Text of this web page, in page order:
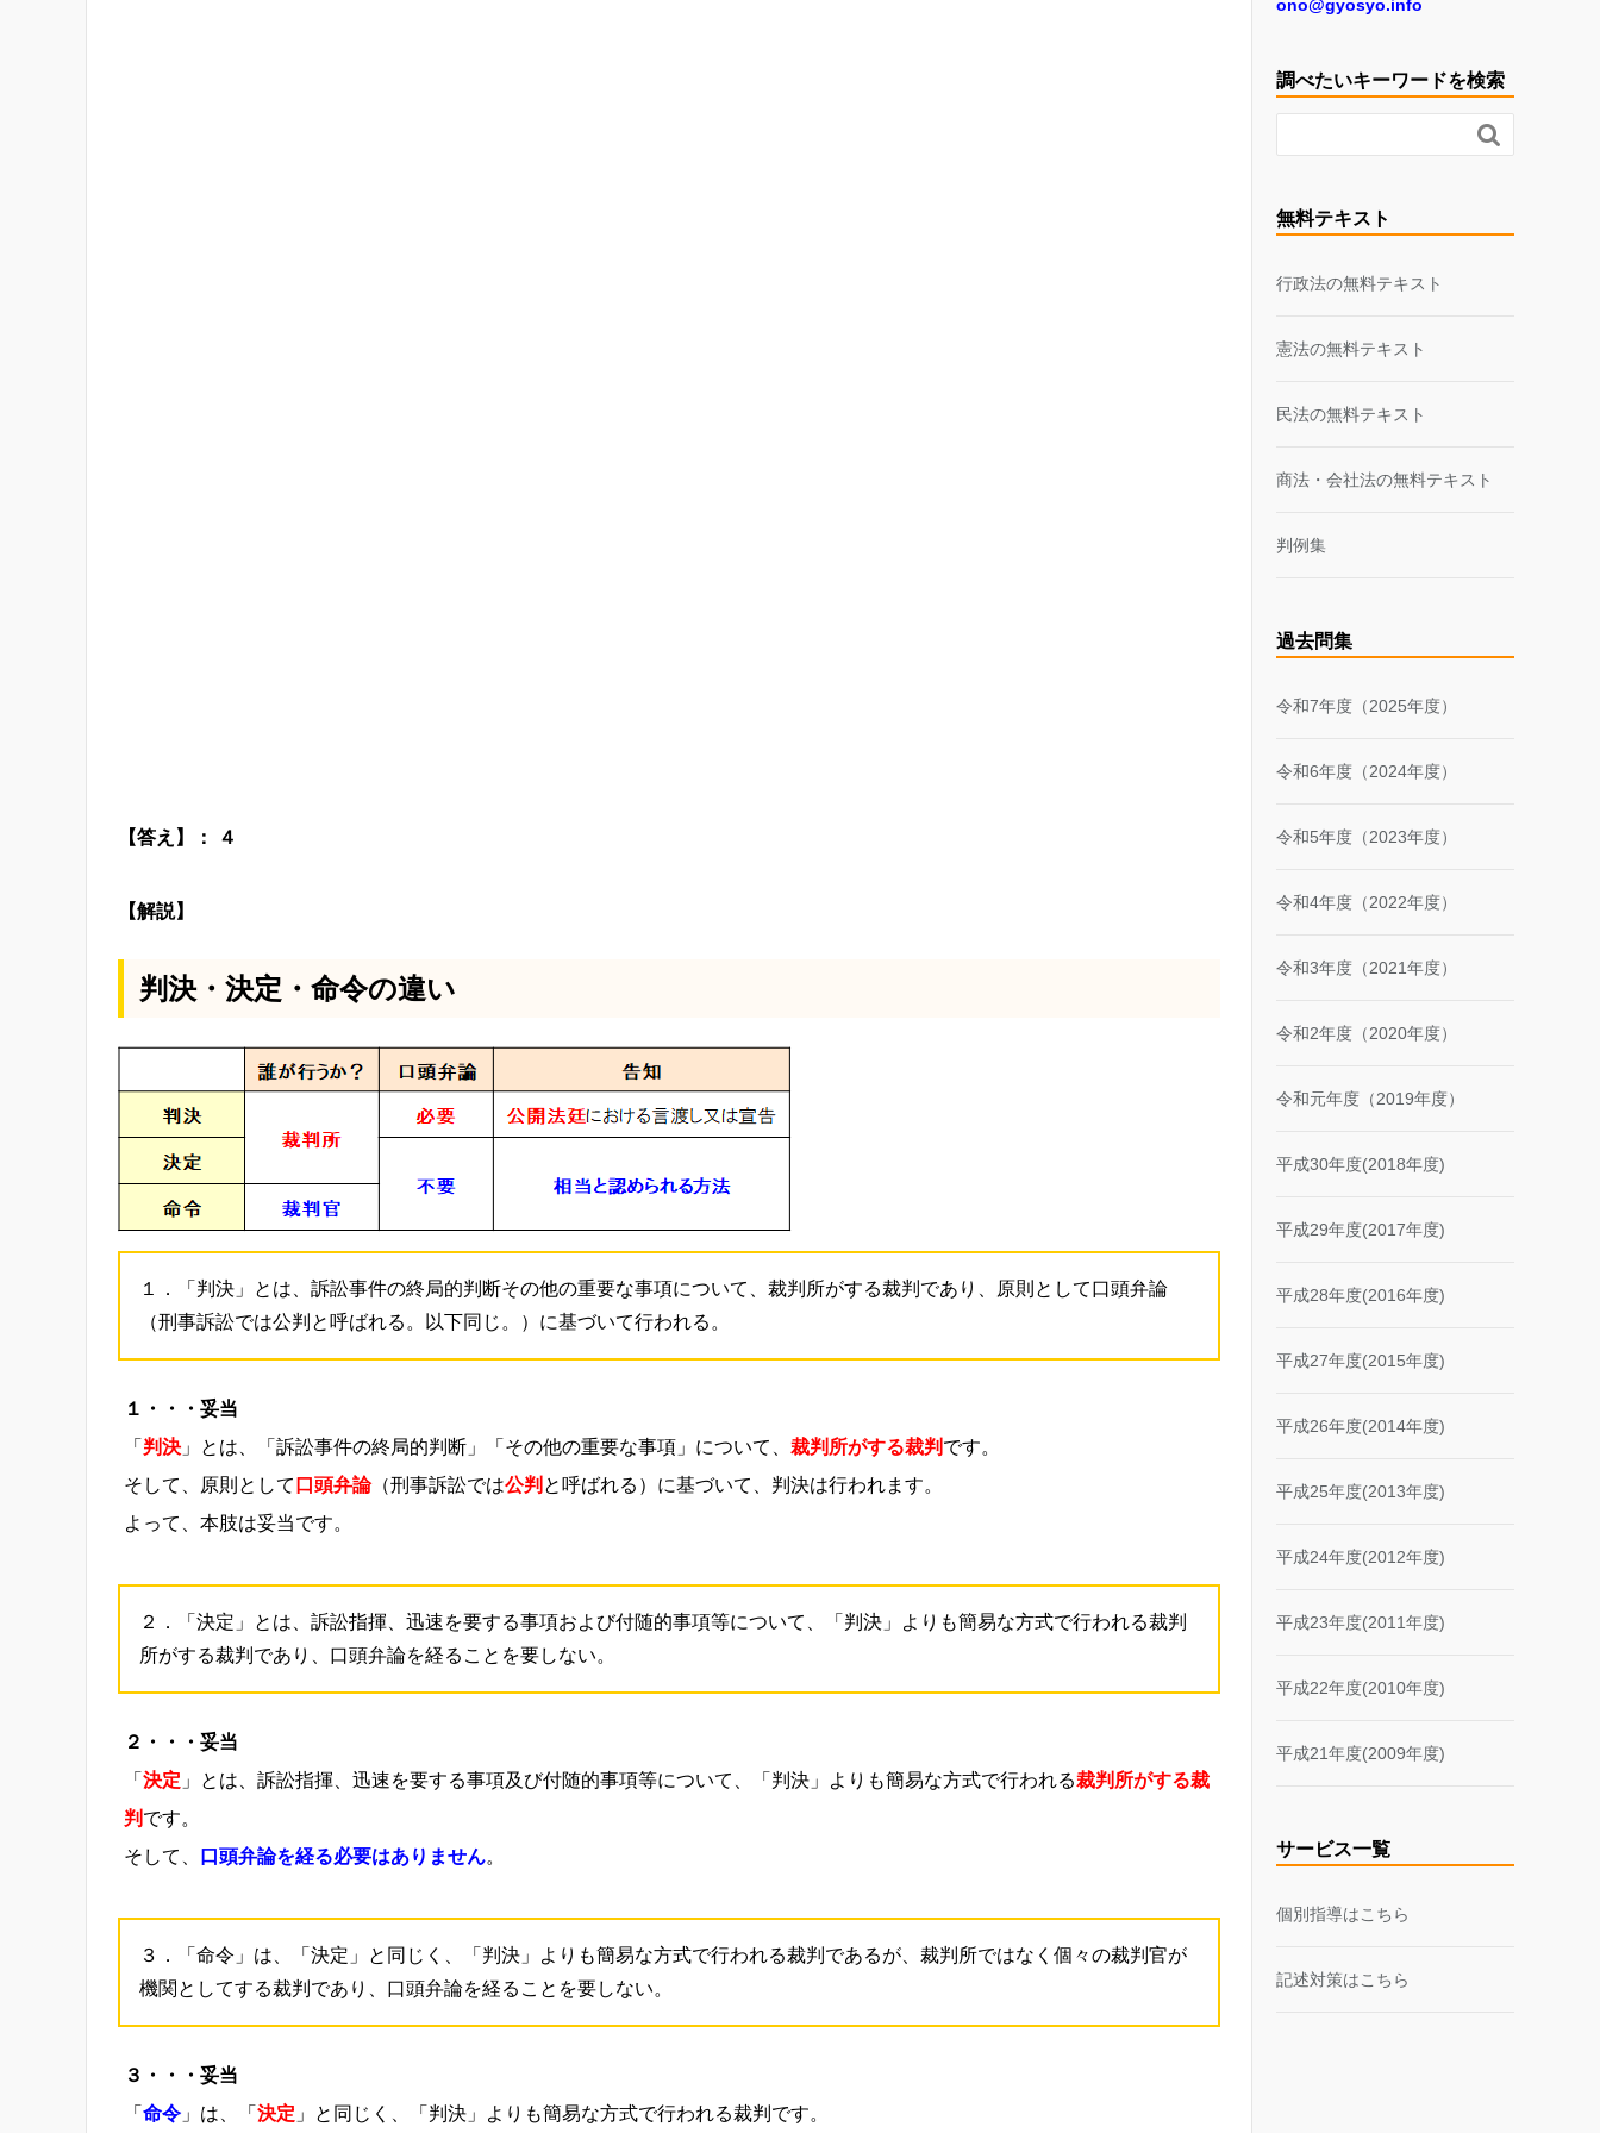
【答え】： ４
【解説】
判決・決定・命令の違い
１．「判決」とは、訴訟事件の終局的判断その他の重要な事項について、裁判所がする裁判であり、原則として口頭弁論
（刑事訴訟では公判と呼ばれる。以下同じ。）に基づいて行われる。
１・・・妥当
「 判決 」とは、「訴訟事件の終局的判断」「その他の重要な事項」について、 裁判所がする裁判 です。
そして、原則として 口頭弁論（刑事訴訟では公判 と呼ばれる）に基づいて、判決は行われます。
よって、本肢は妥当です。
２．「決定」とは、訴訟指揮、迅速を要する事項および付随的事項等について、「判決」よりも簡易な方式で行われる裁判
所がする裁判であり、口頭弁論を経ることを要しない。
２・・・妥当
「 決定 」とは、訴訟指揮、迅速を要する事項及び付随的事項等について、「判決」よりも簡易な方式で行われる裁判所がする裁
判 です。
そして、
口頭弁論を経る必要はありません。
３．「命令」は、「決定」と同じく、「判決」よりも簡易な方式で行われる裁判であるが、裁判所ではなく個々の裁判官が
機関としてする裁判であり、口頭弁論を経ることを要しない。
３・・・妥当
「 命令 」は、「 決定 」と同じく、「判決」よりも簡易な方式で行われる裁判です。
ono@gyosyo.info
調べたいキーワードを検索

無料テキスト
行政法の無料テキスト
憲法の無料テキスト
民法の無料テキスト
商法・会社法の無料テキスト
判例集
過去問集
令和7年度（2025年度）
令和6年度（2024年度）
令和5年度（2023年度）
令和4年度（2022年度）
令和3年度（2021年度）
令和2年度（2020年度）
令和元年度（2019年度）
平成30年度(2018年度)
平成29年度(2017年度)
平成28年度(2016年度)
平成27年度(2015年度)
平成26年度(2014年度)
平成25年度(2013年度)
平成24年度(2012年度)
平成23年度(2011年度)
平成22年度(2010年度)
平成21年度(2009年度)
サービス一覧
個別指導はこちら
記述対策はこちら